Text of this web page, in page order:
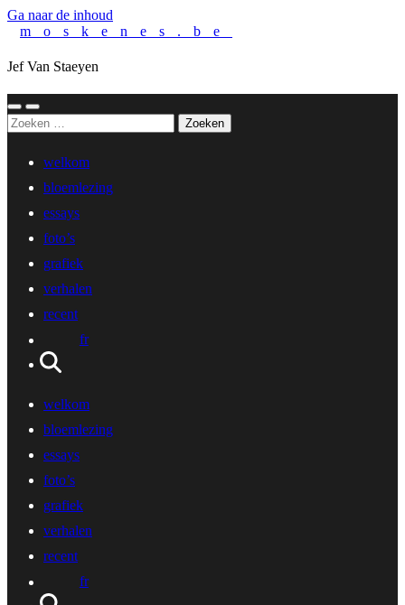
Ga naar de inhoud
moskenes.be
Jef Van Staeyen
Toggle
mobiel
menu
Toggle
zoekveld
Zoeken
welkom
bloemlezing
essays
foto’s
grafiek
verhalen
recent
fr
welkom
bloemlezing
essays
foto’s
grafiek
verhalen
recent
fr